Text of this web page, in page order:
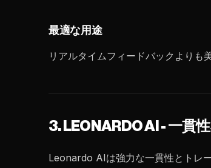
最適な用途
リアルタイムフィードバックよりも
3. LEONARDO AI - 一貫
Leonardo AIは強力な一貫性とトレ